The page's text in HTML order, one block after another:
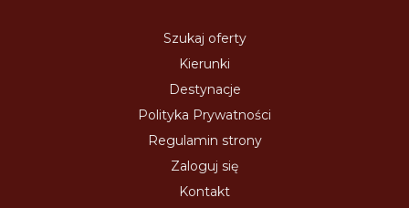
Szukaj oferty
Kierunki
Destynacje
Polityka Prywatności
Regulamin strony
Zaloguj się
Kontakt